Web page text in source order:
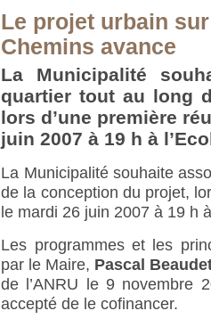
Le projet urbain
Chemins avance
La Municipalité
quartier tout au long
lors d’une première
juin 2007 à 19 h à
La Municipalité souhaite
de la conception du projet,
le mardi 26 juin 2007 à 19 h
Les programmes et les
par le Maire, Pascal
de l’ANRU le 9 novembre
accepté de le cofinancer.